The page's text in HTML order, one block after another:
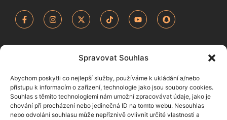
Spravovat Souhlas
Abychom poskytli co nejlepší služby, používáme k ukládání a/nebo
přístupu k informacím o zařízení, technologie jako jsou soubory cookies.
Souhlas s těmito technologiemi nám umožní zpracovávat údaje, jako je
chování při procházení nebo jedinečná ID na tomto webu. Nesouhlas
nebo odvolání souhlasu může nepříznivě ovlivnit určité vlastnosti a
GDPR
Smlouva uzavřená distančním způsobem
Obchodní podmínky
Kontakt